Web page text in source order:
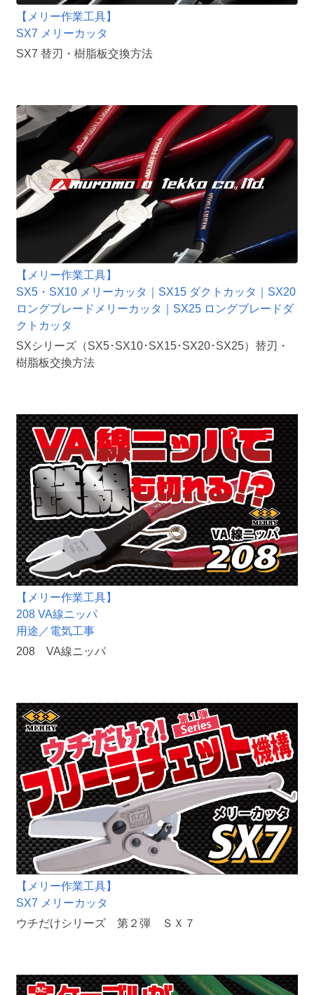
【メリー作業工具】
SX7 メリーカッタ
SX7 替刃・樹脂板交換方法
【メリー作業工具】
SX5・SX10 メリーカッタ｜SX15 ダクトカッタ｜SX20
ロングブレードメリーカッタ｜SX25 ロングブレードダ
クトカッタ
SXシリーズ（SX5･SX10･SX15･SX20･SX25）替刃・
樹脂板交換方法
【メリー作業工具】
208 VA線ニッパ
用途／電気工事
208 VA線ニッパ
【メリー作業工具】
SX7 メリーカッタ
ウチだけシリーズ 第２弾 ＳＸ７